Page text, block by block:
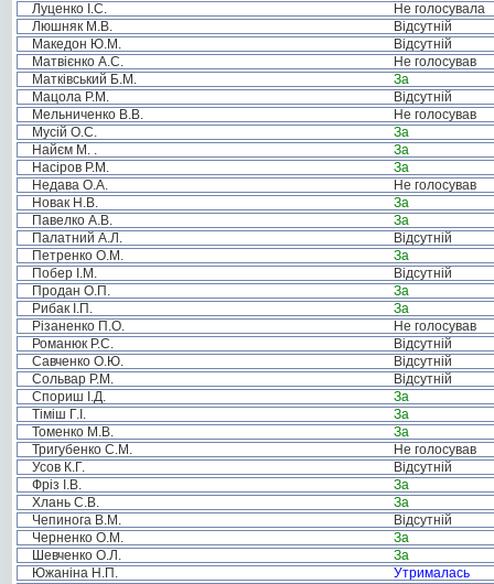
Луценко І.С.
Не голосувала
Люшняк М.В.
Відсутній
Македон Ю.М.
Відсутній
Матвієнко А.С.
Не голосував
Матківський Б.М.
За
Мацола Р.М.
Відсутній
Мельниченко В.В.
Не голосував
Мусій О.С.
За
Найєм М. .
За
Насіров Р.М.
За
Недава О.А.
Не голосував
Новак Н.В.
За
Павелко А.В.
За
Палатний А.Л.
Відсутній
Петренко О.М.
За
Побер І.М.
Відсутній
Продан О.П.
За
Рибак І.П.
За
Різаненко П.О.
Не голосував
Романюк Р.С.
Відсутній
Савченко О.Ю.
Відсутній
Сольвар Р.М.
Відсутній
Спориш І.Д.
За
Тіміш Г.І.
За
Томенко М.В.
За
Тригубенко С.М.
Не голосував
Усов К.Г.
Відсутній
Фріз І.В.
За
Хлань С.В.
За
Чепинога В.М.
Відсутній
Черненко О.М.
За
Шевченко О.Л.
За
Южаніна Н.П.
Утрималась